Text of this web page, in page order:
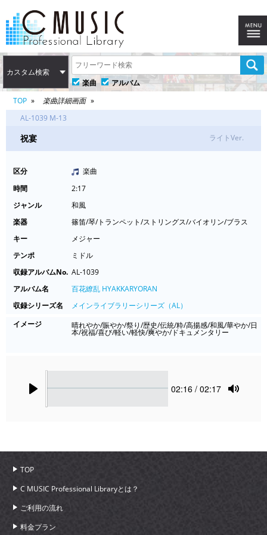
カスタム検索
楽曲
アルバム
TOP
楽曲詳細画面
AL-1039 M-13
祝宴 ライトVer.
区分
楽曲
時間
2:17
ジャンル
和風
楽器
篠笛/琴/トランペット/ストリングス/バイオリン/ブラス
キー
メジャー
テンポ
ミドル
収録アルバムNo. AL-1039
アルバム名
百花繚乱 HYAKKARYORAN
収録シリーズ名
メインライブラリーシリーズ（AL）
イメージ
晴れやか/賑やか/祭り/歴史/伝統/粋/高揚感/和風/華やか/日
本/祝福/喜び/軽い/軽快/爽やか/ドキュメンタリー
Current
02:16 / 02:17
TOP
C MUSIC Professional Libraryとは？
ご利用の流れ
料金プラン